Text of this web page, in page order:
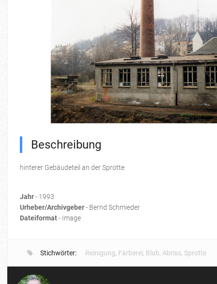
Beschreibung
hinterer Gebäudeteil an der Sprotte
Jahr- 1993
Urheber/Archivgeber- Bernd Schmieder
Dateiformat- Image
Stichwörter: Reinigung, Färberei, Blab, Abriss, Sprotte